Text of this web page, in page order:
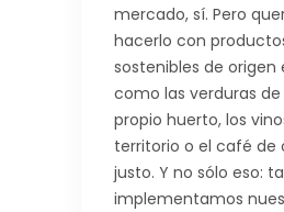
mercado, sí. Pero
hacerlo con
sostenibles de origen
como las verduras
propio huerto, los
territorio o el café de
justo. Y no sólo eso:
implementamos